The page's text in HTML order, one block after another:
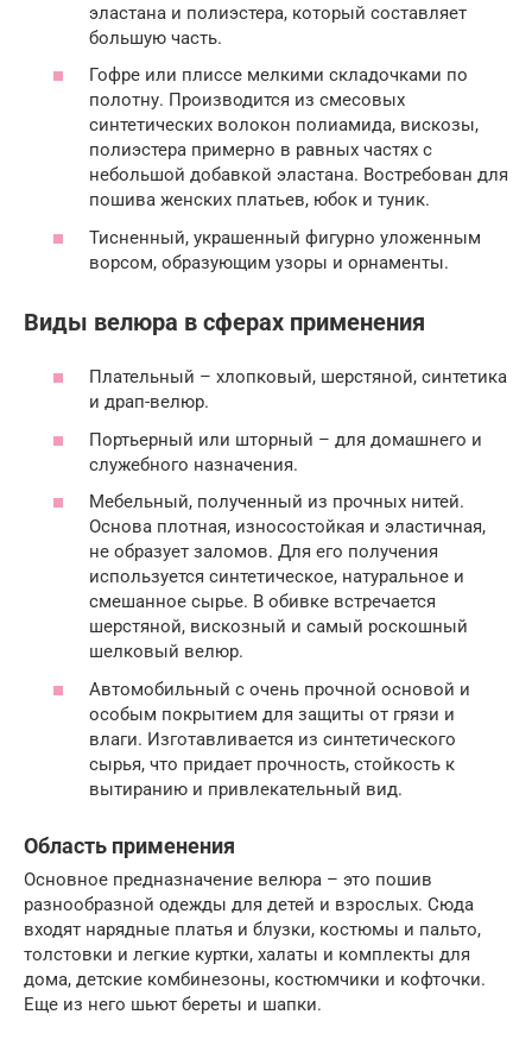
эластана и полиэстера, который составляет
большую часть.
Гофре или плиссе мелкими складочками по
полотну. Производится из смесовых
синтетических волокон полиамида, вискозы,
полиэстера примерно в равных частях с
небольшой добавкой эластана. Востребован для
пошива женских платьев, юбок и туник.
Тисненный, украшенный фигурно уложенным
ворсом, образующим узоры и орнаменты.
Виды велюра в сферах применения
Плательный – хлопковый, шерстяной, синтетика
и драп-велюр.
Портьерный или шторный – для домашнего и
служебного назначения.
Мебельный, полученный из прочных нитей.
Основа плотная, износостойкая и эластичная,
не образует заломов. Для его получения
используется синтетическое, натуральное и
смешанное сырье. В обивке встречается
шерстяной, вискозный и самый роскошный
шелковый велюр.
Автомобильный с очень прочной основой и
особым покрытием для защиты от грязи и
влаги. Изготавливается из синтетического
сырья, что придает прочность, стойкость к
вытиранию и привлекательный вид.
Область применения
Основное предназначение велюра – это пошив
разнообразной одежды для детей и взрослых. Сюда
входят нарядные платья и блузки, костюмы и пальто,
толстовки и легкие куртки, халаты и комплекты для
дома, детские комбинезоны, костюмчики и кофточки.
Еще из него шьют береты и шапки.